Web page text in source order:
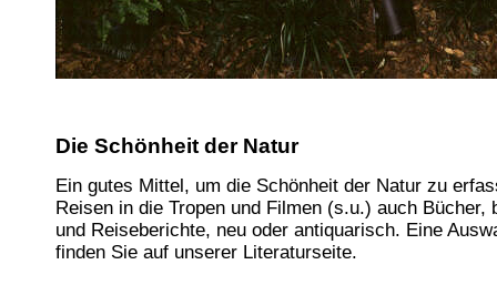
Die Schönheit der Natur
Ein gutes Mittel, um die Schönheit der Natur zu
Reisen in die Tropen und Filmen (s.u.) auch Bücher,
und Reiseberichte, neu oder antiquarisch. Eine
finden Sie auf unserer Literaturseite.